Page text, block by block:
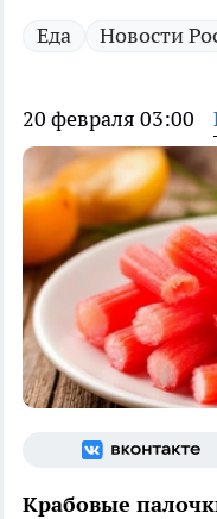
Еда Новости
20 февраля 03:00
Крабовые